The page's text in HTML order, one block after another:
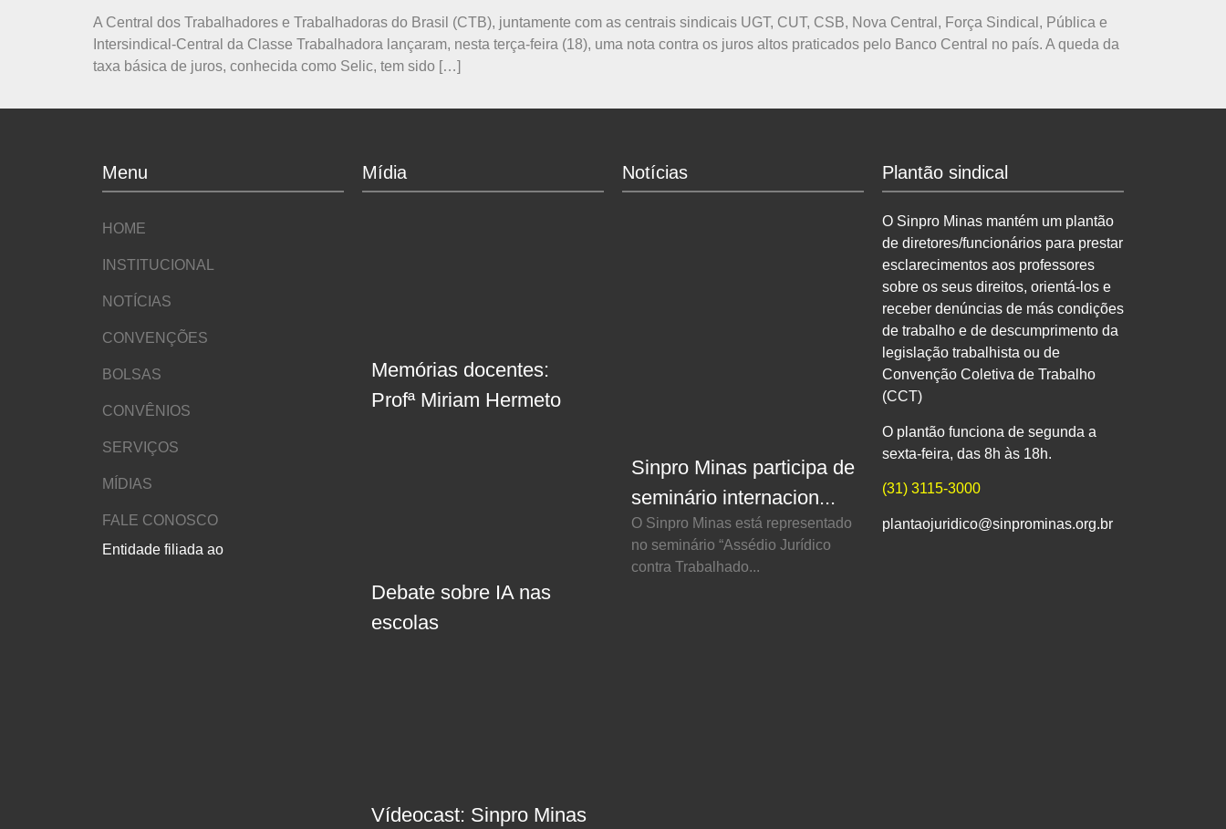
A Central dos Trabalhadores e Trabalhadoras do Brasil (CTB), juntamente com as centrais sindicais UGT, CUT, CSB, Nova Central, Força Sindical, Pública e
Intersindical-Central da Classe Trabalhadora lançaram, nesta terça-feira (18), uma nota contra os juros altos praticados pelo Banco Central no país. A queda da
taxa básica de juros, conhecida como Selic, tem sido […]
Menu
HOME
INSTITUCIONAL
NOTÍCIAS
CONVENÇÕES
BOLSAS
CONVÊNIOS
SERVIÇOS
MÍDIAS
FALE CONOSCO
Entidade filiada ao
Mídia
Memórias docentes:
Profª Miriam Hermeto
Debate sobre IA nas
escolas
Vídeocast: Sinpro Minas
Notícias
Sinpro Minas participa de
seminário internacion...
O Sinpro Minas está representado
no seminário “Assédio Jurídico
contra Trabalhado...
Plantão sindical
O Sinpro Minas mantém um plantão
de diretores/funcionários para prestar
esclarecimentos aos professores
sobre os seus direitos, orientá-los e
receber denúncias de más condições
de trabalho e de descumprimento da
legislação trabalhista ou de
Convenção Coletiva de Trabalho
(CCT)
O plantão funciona de segunda a
sexta-feira, das 8h às 18h.
(31) 3115-3000
plantaojuridico@sinprominas.org.br